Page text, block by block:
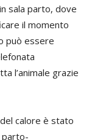
sala parto, dove
il momento
può essere
l’animale grazie
calore è stato
parto-